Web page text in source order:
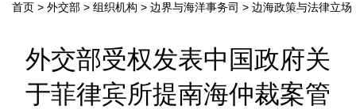
首页 > 外交部 > 组织机构 > 边界与海洋事务司 > 边海政策与法律立场
外交部受权发表中国政府关
于菲律宾所提南海仲裁案管